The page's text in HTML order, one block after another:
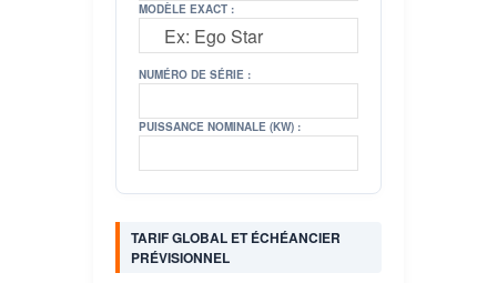
MODÈLE EXACT :
NUMÉRO DE SÉRIE :
PUISSANCE NOMINALE (KW) :
TARIF GLOBAL ET ÉCHÉANCIER
PRÉVISIONNEL